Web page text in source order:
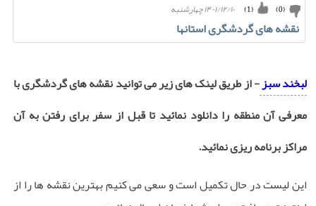
۱۴۰۱/۱۲/۱۰ چهارشنبه (
1
) (
0
)
نقشه های گردشگری استانها
لبخند سبز- از طریق لینک های زیر می توانید نقشه های گردشگری با
معرفی آن منطقه را دانلود نمائید تا قبل از سفر برای رفتن به آن
مراکز برنامه ریزی نمائید.
این لیست در حال تکمیل است و سعی می کنیم بهترین نقشه ها را از